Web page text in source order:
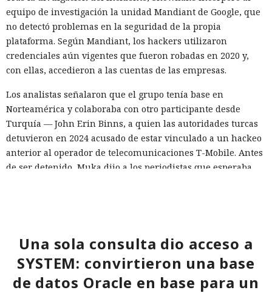
equipo de investigación la unidad Mandiant de Google, que
no detectó problemas en la seguridad de la propia
plataforma. Según Mandiant, los hackers utilizaron
credenciales aún vigentes que fueron robadas en 2020 y,
con ellas, accedieron a las cuentas de las empresas.
Los analistas señalaron que el grupo tenía base en
Norteamérica y colaboraba con otro participante desde
Turquía — John Erin Binns, a quien las autoridades turcas
detuvieron en 2024 acusado de estar vinculado a un hackeo
anterior al operador de telecomunicaciones T-Mobile. Antes
de ser detenido, Muka dijo a los periodistas que esperaba
vigilar la actividad de las cuentas por accesos desde
dispositivos desconocidos.
Una sola consulta dio acceso a
SYSTEM: convirtieron una base
de datos Oracle en base para un